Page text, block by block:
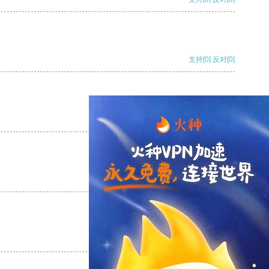
支持[0] 反对[0]
支持
支持[0] 反对[0]
支持[0] 反对[0]